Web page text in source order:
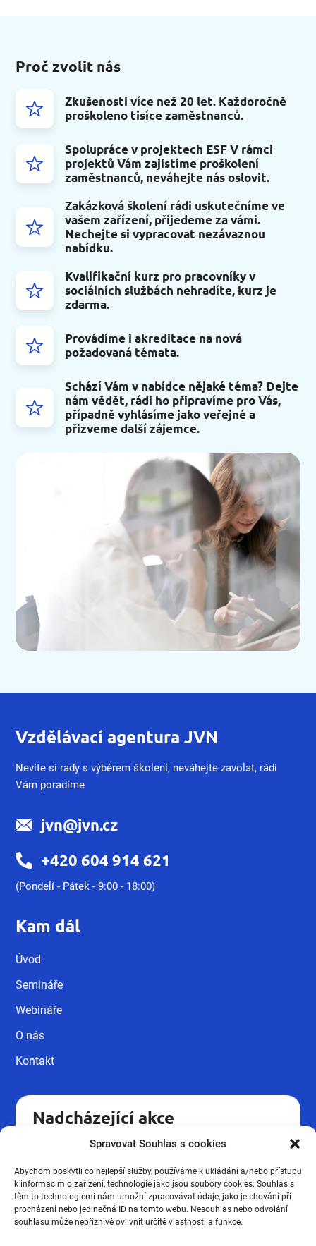
Spravovat Souhlas s cookies
Abychom poskytli co nejlepší služby, používáme k ukládání a/nebo přístupu
k informacím o zařízení, technologie jako jsou soubory cookies. Souhlas s
těmito technologiemi nám umožní zpracovávat údaje, jako je chování při
procházení nebo jedinečná ID na tomto webu. Nesouhlas nebo odvolání
souhlasu může nepříznivě ovlivnit určité vlastnosti a funkce.
Proč zvolit nás
Zkušenosti více než 20 let. Každoročně
proškoleno tisíce zaměstnanců.
Spolupráce v projektech ESF V rámci
projektů Vám zajistíme proškolení
zaměstnanců, neváhejte nás oslovit.
Zakázková školení rádi uskutečníme ve
vašem zařízení, přijedeme za vámi.
Nechejte si vypracovat nezávaznou
nabídku.
Kvalifikační kurz pro pracovníky v
sociálních službách nehradíte, kurz je
zdarma.
Provádíme i akreditace na nová
požadovaná témata.
Schází Vám v nabídce nějaké téma? Dejte
nám vědět, rádi ho připravíme pro Vás,
případně vyhlásíme jako veřejné a
přizveme další zájemce.
Vzdělávací agentura JVN
Nevíte si rady s výběrem školení, neváhejte zavolat, rádi
Vám poradíme
jvn@jvn.cz
+420 604 914 621
(Pondelí - Pátek - 9:00 - 18:00)
Kam dál
Úvod
Semináře
Webináře
O nás
Kontakt
Nadcházející akce
Kvalifikační kurz pro pracovníky v
16.10
Podzimní novinky ze mzdové
účtárny 2026
19.03
Kvalifikační kurz pro pracovníky v